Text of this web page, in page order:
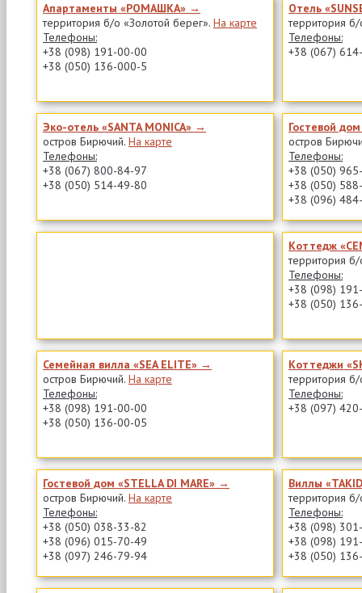
Апартаменты «РОМАШКА» →
территория б/о «Золотой берег». На карте
Телефоны:
+38 (098) 191-00-00
+38 (050) 136-000-5
Отель
территория
Телефоны:
+38 (067)
Эко-отель «SANTA MONICA» →
остров Бирючий. На карте
Телефоны:
+38 (067) 800-84-97
+38 (050) 514-49-80
Гостевой
остров
Телефоны:
+38 (050)
+38 (050)
+38 (096)
Коттедж
территория
Телефоны:
+38 (098)
+38 (050)
Семейная вилла «SEA ELITE» →
остров Бирючий. На карте
Телефоны:
+38 (098) 191-00-00
+38 (050) 136-00-05
Коттеджи
территория
Телефоны:
+38 (097)
Гостевой дом «STELLA DI MARE» →
остров Бирючий. На карте
Телефоны:
+38 (050) 038-33-82
+38 (096) 015-70-49
+38 (097) 246-79-94
Виллы
территория
Телефоны:
+38 (098)
+38 (098)
+38 (050)